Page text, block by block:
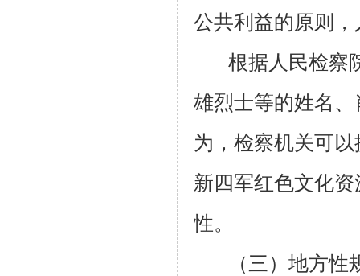
公共利益的原则
根据人民检察
雄烈士等的姓名
为，检察机关可
新四军红色文化
性。
（三）地方